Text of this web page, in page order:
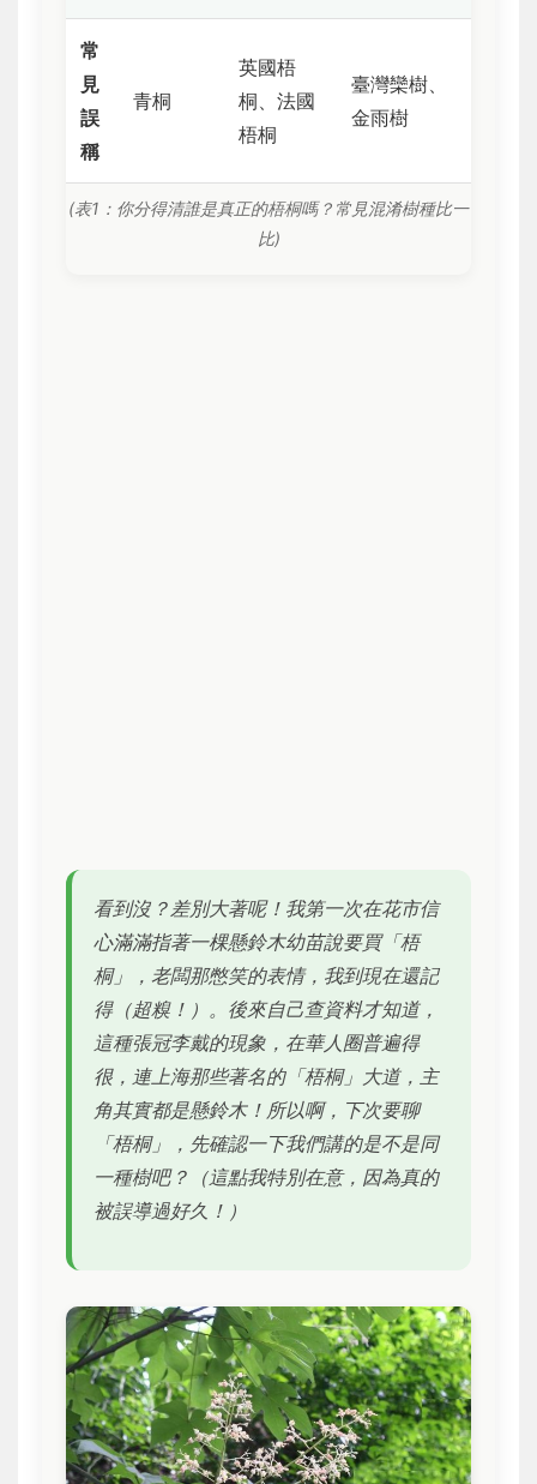
常
見
誤
稱
青桐
英國梧
桐、法國
梧桐
臺灣欒樹、
金雨樹
(表1：你分得清誰是真正的梧桐嗎？常見混淆樹種比一
比)
看到沒？差別大著呢！我第一次在花市信
心滿滿指著一棵懸鈴木幼苗說要買「梧
桐」，老闆那憋笑的表情，我到現在還記
得（超糗！）。後來自己查資料才知道，
這種張冠李戴的現象，在華人圈普遍得
很，連上海那些著名的「梧桐」大道，主
角其實都是懸鈴木！所以啊，下次要聊
「梧桐」，先確認一下我們講的是不是同
一種樹吧？（這點我特別在意，因為真的
被誤導過好久！）